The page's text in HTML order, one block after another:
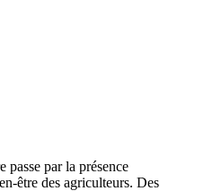
par la présence
être des agriculteurs. Des